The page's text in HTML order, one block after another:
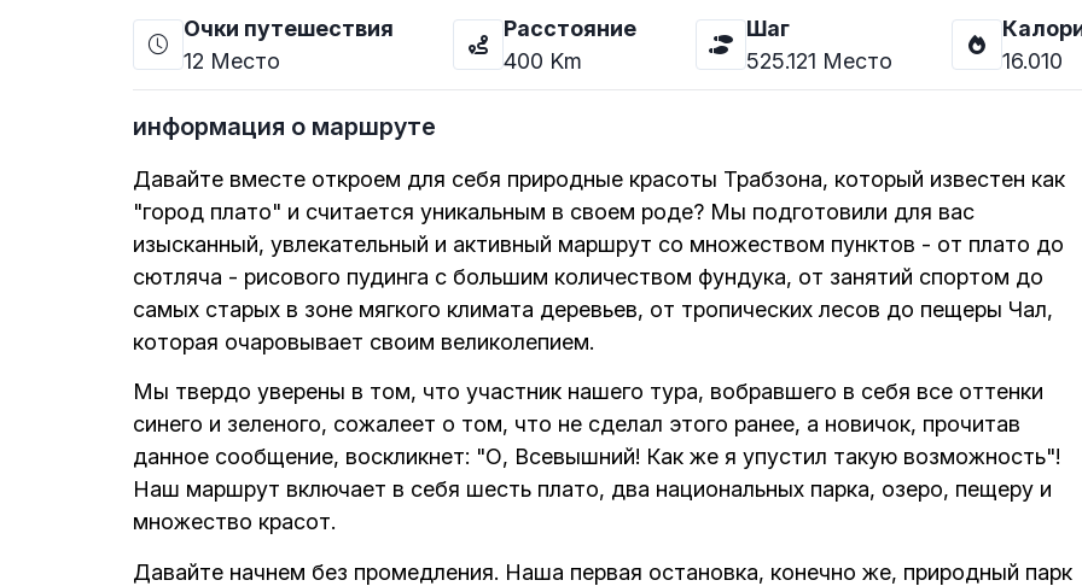
Очки путешествия
12 Место
Расстояние
400 Km
Шаг
525.121 Место
16.010
информация о маршруте
Давайте вместе откроем для себя природные красоты Трабзона, который известен как
"город плато" и считается уникальным в своем роде? Мы подготовили для вас
изысканный, увлекательный и активный маршрут со множеством пунктов - от плато до
сютляча - рисового пудинга с большим количеством фундука, от занятий спортом до
самых старых в зоне мягкого климата деревьев, от тропических лесов до пещеры Чал,
которая очаровывает своим великолепием.
Мы твердо уверены в том, что участник нашего тура, вобравшего в себя все оттенки
синего и зеленого, сожалеет о том, что не сделал этого ранее, а новичок, прочитав
данное сообщение, воскликнет: "О, Всевышний! Как же я упустил такую возможность"!
Наш маршрут включает в себя шесть плато, два национальных парка, озеро, пещеру и
множество красот.
Давайте начнем без промедления. Наша первая остановка, конечно же, природный парк